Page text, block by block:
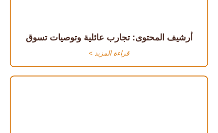
أرشيف المحتوى: تجارب عائلية وتوصيات تسوق
قراءة المزيد >